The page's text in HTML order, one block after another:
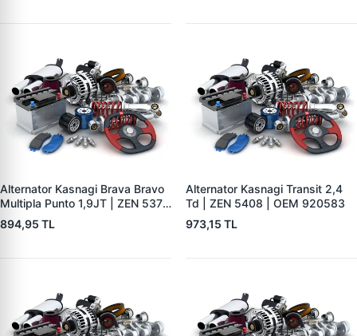
Alternator Kasnagi Brava Bravo
Multipla Punto 1,9JT | ZEN 5379
| OEM 8362516
894,95 TL
Alternator Kasnagi Transit 2,4
Td | ZEN 5408 | OEM 920583
973,15 TL